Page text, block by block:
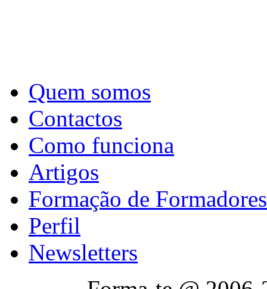
Quem somos
Contactos
Como funciona
Artigos
Formação de Formadores
Perfil
Newsletters